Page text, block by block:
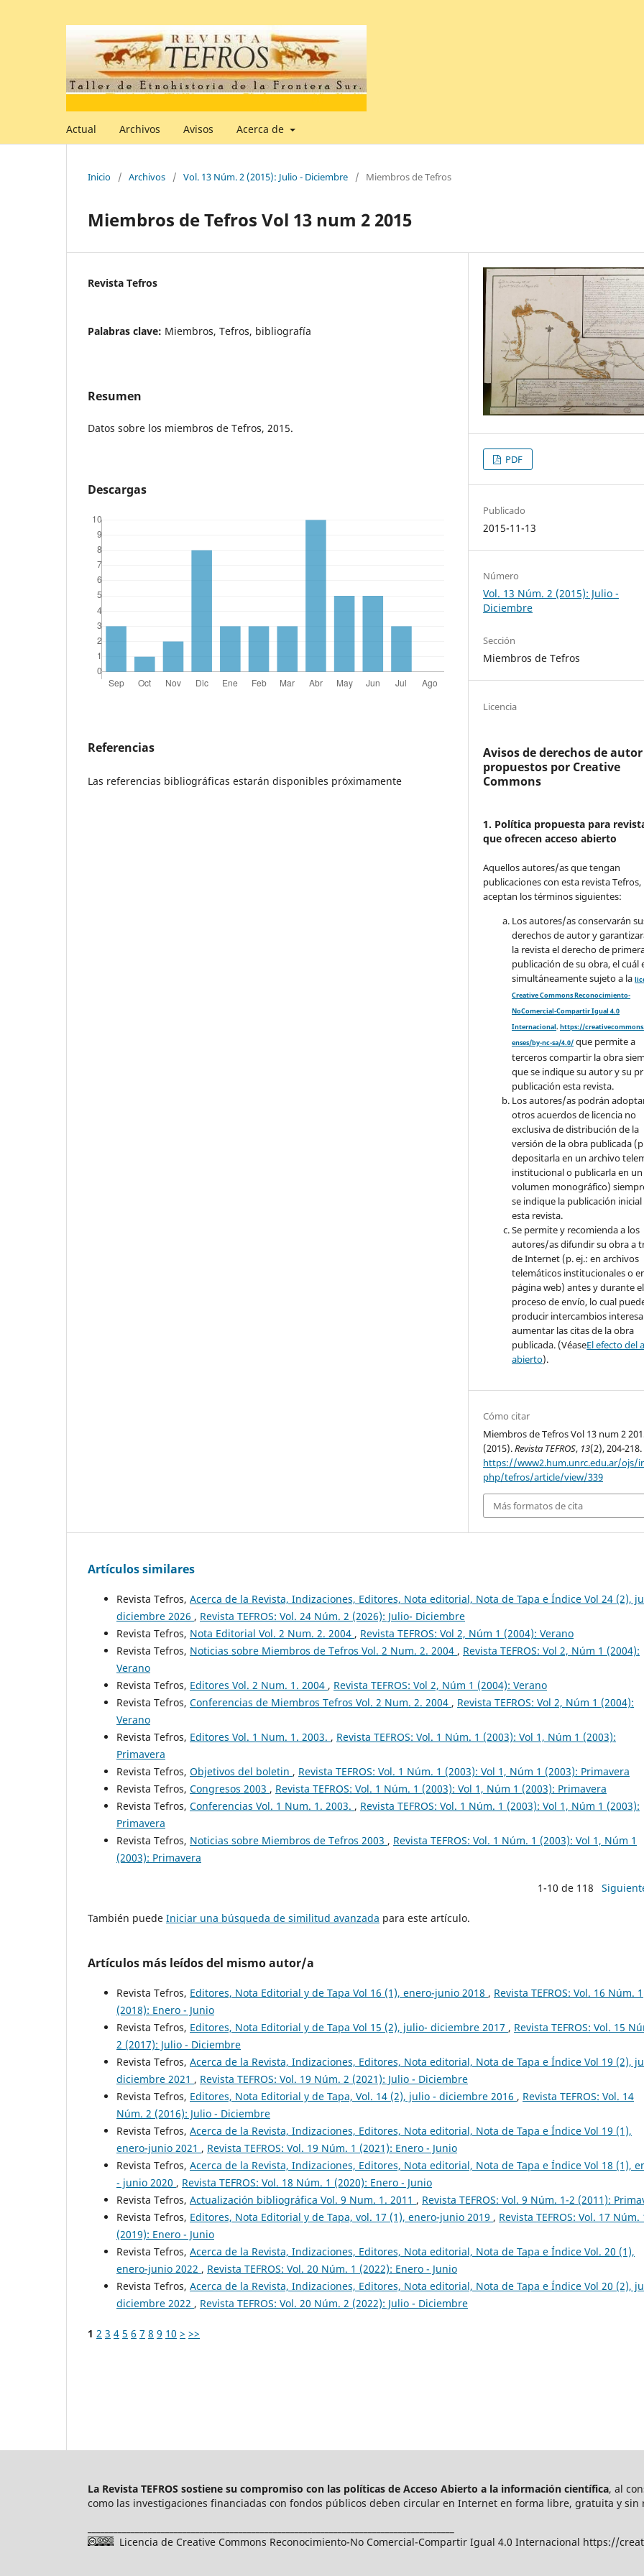
Actual Archivos Avisos Acerca de
Inicio / Archivos / Vol. 13 Núm. 2 (2015): Julio - Diciembre / Miembros de Tefros
Miembros de Tefros Vol 13 num 2 2015
Revista Tefros
Palabras clave: Miembros, Tefros, bibliografía
Resumen
Datos sobre los miembros de Tefros, 2015.
Descargas
Referencias
Las referencias bibliográficas estarán disponibles próximamente
PDF
Publicado
2015-11-13
Número
Vol. 13 Núm. 2 (2015): Julio -
Diciembre
Sección
Miembros de Tefros
Licencia
Avisos de derechos de autor
propuestos por Creative
Commons
1. Política propuesta para
que ofrecen acceso abierto
Aquellos autores/as que tengan
publicaciones con esta revista Tefros,
aceptan los términos siguientes:
Los autores/as conservarán
derechos de autor y
la revista el derecho de
publicación de su obra, el cuál
simultáneamente sujeto a la
Creative Commons Reconocimiento-
NoComercial-Compartir Igual 4.0
Internacional.https://
enses/by-nc-sa/4.0/ que permite a
terceros compartir la obra
que se indique su autor y su
publicación esta revista.
Los autores/as podrán
otros acuerdos de licencia no
exclusiva de distribución de la
versión de la obra publicada
depositarla en un archivo
institucional o publicarla en un
volumen monográfico)
se indique la publicación inicial
esta revista.
Se permite y recomienda a los
autores/as difundir su obra a
de Internet (p. ej.: en archivos
telemáticos institucionales o
página web) antes y durante el
proceso de envío, lo cual
producir intercambios
aumentar las citas de la obra
publicada. (VéaseEl efecto del
abierto).
Cómo citar
Miembros de Tefros Vol 13 num 2
(2015).Revista TEFROS, 13(2), 204-218.
https://www2.hum.unrc.edu.ar/ojs/
php/tefros/article/view/339
Más formatos de cita
Artículos similares
Revista Tefros, Acerca de la Revista, Indizaciones, Editores, Nota editorial, Nota de Tapa e Índice Vol 24 (2),
diciembre 2026 , Revista TEFROS: Vol. 24 Núm. 2 (2026): Julio- Diciembre
Revista Tefros, Nota Editorial Vol. 2 Num. 2. 2004 , Revista TEFROS: Vol 2, Núm 1 (2004): Verano
Revista Tefros, Noticias sobre Miembros de Tefros Vol. 2 Num. 2. 2004 , Revista TEFROS: Vol 2, Núm 1 (2004):
Verano
Revista Tefros, Editores Vol. 2 Num. 1. 2004 , Revista TEFROS: Vol 2, Núm 1 (2004): Verano
Revista Tefros, Conferencias de Miembros Tefros Vol. 2 Num. 2. 2004 , Revista TEFROS: Vol 2, Núm 1 (2004):
Verano
Revista Tefros, Editores Vol. 1 Num. 1. 2003. , Revista TEFROS: Vol. 1 Núm. 1 (2003): Vol 1, Núm 1 (2003):
Primavera
Revista Tefros, Objetivos del boletin , Revista TEFROS: Vol. 1 Núm. 1 (2003): Vol 1, Núm 1 (2003): Primavera
Revista Tefros, Congresos 2003 , Revista TEFROS: Vol. 1 Núm. 1 (2003): Vol 1, Núm 1 (2003): Primavera
Revista Tefros, Conferencias Vol. 1 Num. 1. 2003. , Revista TEFROS: Vol. 1 Núm. 1 (2003): Vol 1, Núm 1 (2003):
Primavera
Revista Tefros, Noticias sobre Miembros de Tefros 2003 , Revista TEFROS: Vol. 1 Núm. 1 (2003): Vol 1, Núm 1
(2003): Primavera
1-10 de 118
También puede Iniciar una búsqueda de similitud avanzada para este artículo.
Artículos más leídos del mismo autor/a
Revista Tefros, Editores, Nota Editorial y de Tapa Vol 16 (1), enero-junio 2018 , Revista TEFROS: Vol. 16 Núm. 1
(2018): Enero - Junio
Revista Tefros, Editores, Nota Editorial y de Tapa Vol 15 (2), julio- diciembre 2017 , Revista TEFROS: Vol. 15
2 (2017): Julio - Diciembre
Revista Tefros, Acerca de la Revista, Indizaciones, Editores, Nota editorial, Nota de Tapa e Índice Vol 19 (2),
diciembre 2021 , Revista TEFROS: Vol. 19 Núm. 2 (2021): Julio - Diciembre
Revista Tefros, Editores, Nota Editorial y de Tapa, Vol. 14 (2), julio - diciembre 2016 , Revista TEFROS: Vol. 14
Núm. 2 (2016): Julio - Diciembre
Revista Tefros, Acerca de la Revista, Indizaciones, Editores, Nota editorial, Nota de Tapa e Índice Vol 19 (1),
enero-junio 2021 , Revista TEFROS: Vol. 19 Núm. 1 (2021): Enero - Junio
Revista Tefros, Acerca de la Revista, Indizaciones, Editores, Nota editorial, Nota de Tapa e Índice Vol 18 (1),
- junio 2020 , Revista TEFROS: Vol. 18 Núm. 1 (2020): Enero - Junio
Revista Tefros, Actualización bibliográfica Vol. 9 Num. 1. 2011 , Revista TEFROS: Vol. 9 Núm. 1-2 (2011):
Revista Tefros, Editores, Nota Editorial y de Tapa, vol. 17 (1), enero-junio 2019 , Revista TEFROS: Vol. 17 Núm.
(2019): Enero - Junio
Revista Tefros, Acerca de la Revista, Indizaciones, Editores, Nota editorial, Nota de Tapa e Índice Vol. 20 (1),
enero-junio 2022 , Revista TEFROS: Vol. 20 Núm. 1 (2022): Enero - Junio
Revista Tefros, Acerca de la Revista, Indizaciones, Editores, Nota editorial, Nota de Tapa e Índice Vol 20 (2),
diciembre 2022 , Revista TEFROS: Vol. 20 Núm. 2 (2022): Julio - Diciembre
1 2 3 4 5 6 7 8 9 10 > >>
La Revista TEFROS sostiene su compromiso con las políticas de Acceso Abierto a la información científica, al
como las investigaciones financiadas con fondos públicos deben circular en Internet en forma libre, gratuita y sin
Licencia de Creative Commons Reconocimiento-No Comercial-Compartir Igual 4.0 Internacional https://